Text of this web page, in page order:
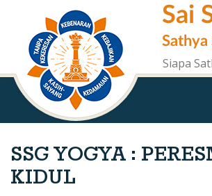
content
Sai
Siapa
SSG YOGYA :
KIDUL